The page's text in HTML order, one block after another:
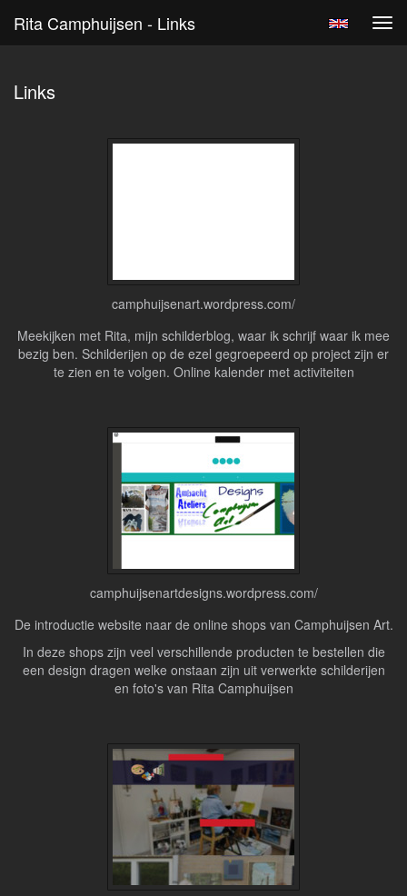
Rita Camphuijsen - Links
Links
camphuijsenart.wordpress.com/
Meekijken met Rita, mijn schilderblog, waar ik schrijf waar ik mee
bezig ben. Schilderijen op de ezel gegroepeerd op project zijn er
te zien en te volgen. Online kalender met activiteiten
camphuijsenartdesigns.wordpress.com/
De introductie website naar de online shops van Camphuijsen Art.
In deze shops zijn veel verschillende producten te bestellen die
een design dragen welke onstaan zijn uit verwerkte schilderijen
en foto's van Rita Camphuijsen